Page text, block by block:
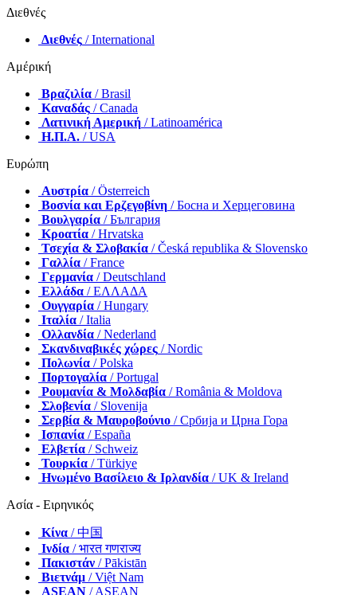
Διεθνές
Διεθνές / International
Αμέρική
Βραζιλία / Brasil
Καναδάς / Canada
Λατινική Αμερική / Latinoamérica
Η.Π.Α. / USA
Ευρώπη
Αυστρία / Österreich
Βοσνία και Ερζεγοβίνη / Босна и Херцеговина
Βουλγαρία / България
Κροατία / Hrvatska
Τσεχία & Σλοβακία / Česká republika & Slovensko
Γαλλία / France
Γερμανία / Deutschland
Ελλάδα / ΕΛΛΑΔΑ
Ουγγαρία / Hungary
Ιταλία / Italia
Ολλανδία / Nederland
Σκανδιναβικές χώρες / Nordic
Πολωνία / Polska
Πορτογαλία / Portugal
Ρουμανία & Μολδαβία / România & Moldova
Σλοβενία / Slovenija
Σερβία & Μαυροβούνιο / Србија и Црна Гора
Ισπανία / España
Ελβετία / Schweiz
Τουρκία / Türkiye
Ηνωμένο Βασίλειο & Ιρλανδία / UK & Ireland
Ασία - Ειρηνικός
Κίνα / 中国
Ινδία / भारत गणराज्य
Πακιστάν / Pākistān
Βιετνάμ / Việt Nam
ASEAN / ASEAN